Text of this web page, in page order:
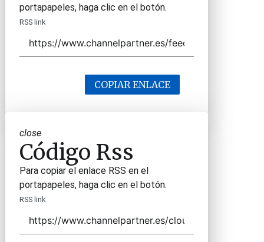
portapapeles, haga clic en el botón.
RSS link
COPIAR ENLACE
close
Código Rss
Para copiar el enlace RSS en el
portapapeles, haga clic en el botón.
RSS link